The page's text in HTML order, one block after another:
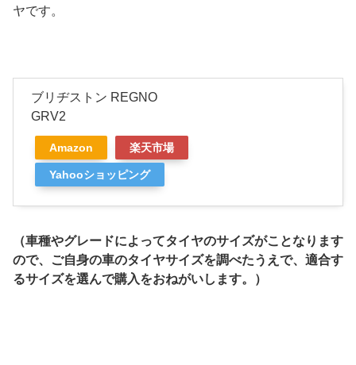
ヤです。
ブリヂストン REGNO
GRV2
Amazon 楽天市場
Yahooショッピング
（車種やグレードによってタイヤのサイズがことなります
ので、ご自身の車のタイヤサイズを調べたうえで、適合す
るサイズを選んで購入をおねがいします。）